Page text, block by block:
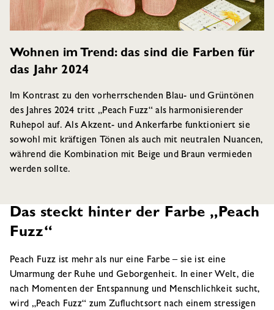
Wohnen im Trend: das sind die Farben für
das Jahr 2024
Im Kontrast zu den vorherrschenden Blau- und Grüntönen
des Jahres 2024 tritt „Peach Fuzz“ als harmonisierender
Ruhepol auf. Als Akzent- und Ankerfarbe funktioniert sie
sowohl mit kräftigen Tönen als auch mit neutralen Nuancen,
während die Kombination mit Beige und Braun vermieden
werden sollte.
Das steckt hinter der Farbe „Peach
Fuzz“
Peach Fuzz ist mehr als nur eine Farbe – sie ist eine
Umarmung der Ruhe und Geborgenheit. In einer Welt, die
nach Momenten der Entspannung und Menschlichkeit sucht,
wird „Peach Fuzz“ zum Zufluchtsort nach einem stressigen